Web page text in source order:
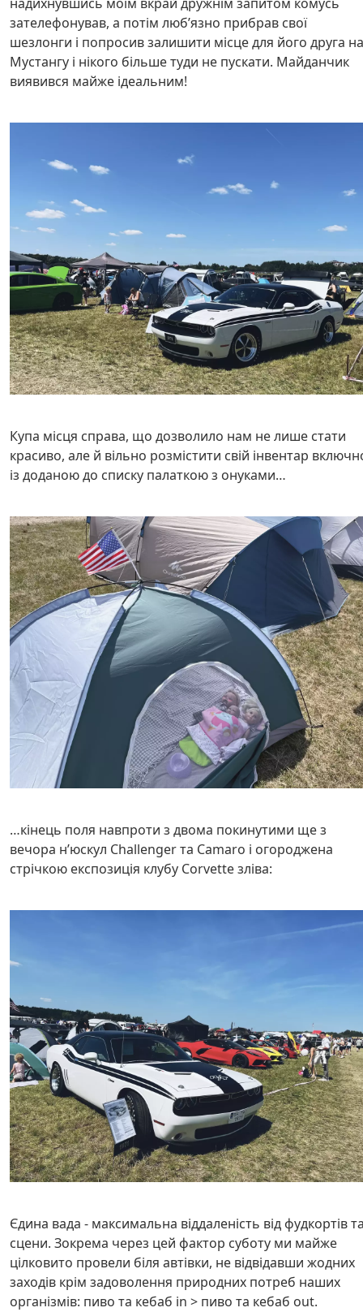
зателефонував, а потім любʼязно прибрав свої
шезлонги і попросив залишити місце для його друга на
Мустангу і нікого більше туди не пускати. Майданчик
виявився майже ідеальним!
Купа місця справа, що дозволило нам не лише стати
красиво, але й вільно розмістити свій інвентар
із доданою до списку палаткою з онуками…
…кінець поля навпроти з двома покинутими ще з
вечора нʼюскул Challenger та Camaro і огороджена
стрічкою експозиція клубу Corvette зліва:
Єдина вада - максимальна віддаленість від фудкортів
сцени. Зокрема через цей фактор суботу ми майже
цілковито провели біля автівки, не відвідавши жодних
заходів крім задоволення природних потреб наших
організмів: пиво та кебаб in > пиво та кебаб out.